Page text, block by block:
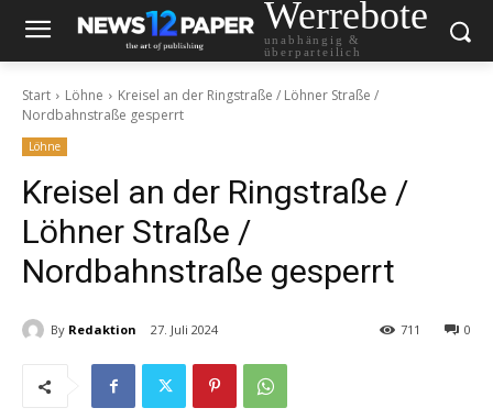
Werrebote
unabhängig &
überparteilich
Start Löhne
Kreisel an der Ringstraße / Löhner Straße /
Nordbahnstraße gesperrt
Löhne
Kreisel an der Ringstraße /
Löhner Straße /
Nordbahnstraße gesperrt
By Redaktion 27. Juli 2024 0
711